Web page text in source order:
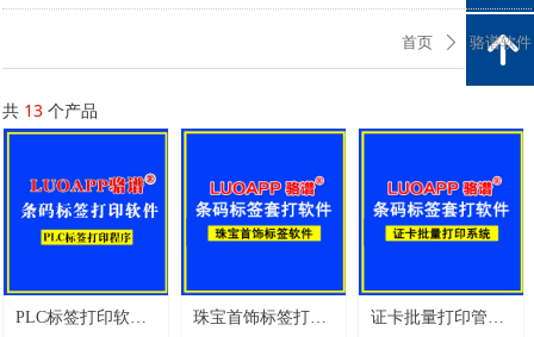
共 13 个产品
PLC标签打印软件
珠宝首饰标签打印
证卡批量打印管理
首页 ꄲ 骆谱软件
녕